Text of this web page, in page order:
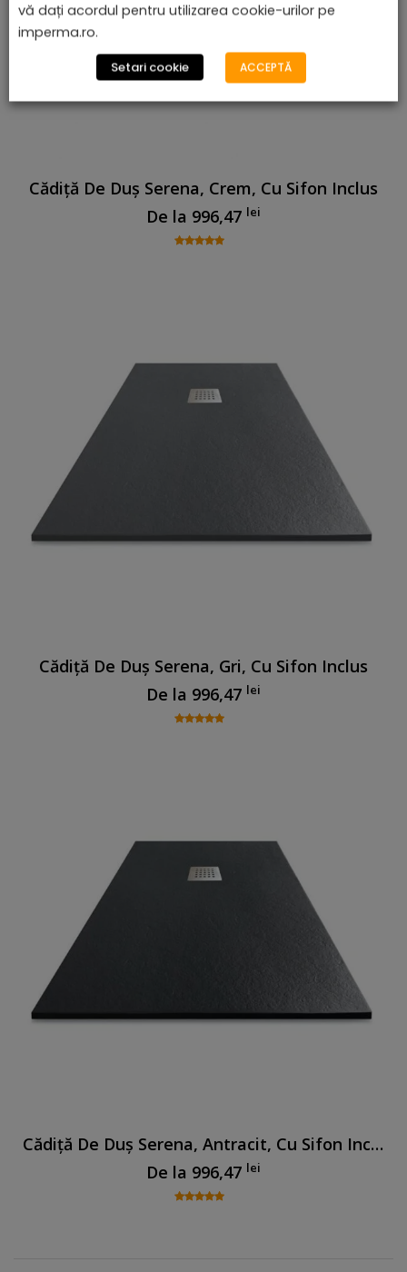
Cădiță De Duș Serena, Crem, Cu Sifon Inclus
De la 996,47 lei
Cădiță De Duș Serena, Gri, Cu Sifon Inclus
De la 996,47 lei
Cădiță De Duș Serena, Antracit, Cu Sifon Inclus
De la 996,47 lei
vă dați acordul pentru utilizarea cookie-urilor pe
imperma.ro.
Setari cookie ACCEPTĂ